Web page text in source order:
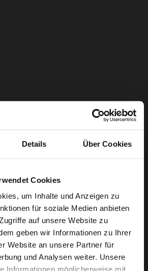
Details Über Cookies
Cookies
um Inhalte und Anzeigen zu
für soziale Medien anbieten
auf unsere Website zu
geben wir Informationen zu Ihrer
Website an unsere Partner für
und Analysen weiter. Unsere
Informationen möglicherweise mit